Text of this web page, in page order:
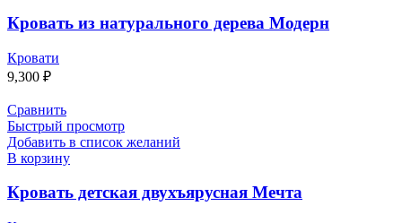
Кровать из натурального дерева Модерн
Кровати
9,300 ₽
Сравнить
Быстрый просмотр
Добавить в список желаний
В корзину
Кровать детская двухъярусная Мечта